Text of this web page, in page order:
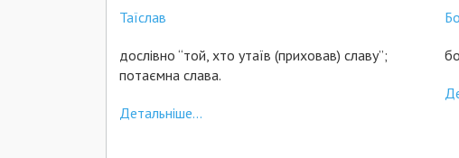
Таїслав
дослівно “той, хто утаїв (приховав) славу”;
потаємна слава.
Детальніше...